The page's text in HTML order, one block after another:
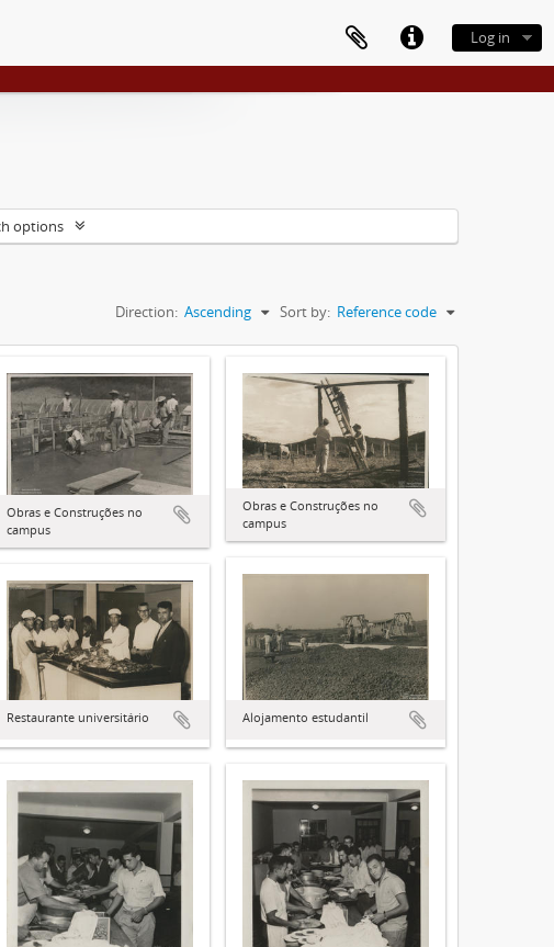
Log in
options
Sort by: Reference code
Direction: Ascending
Obras e Construções no
campus
Obras e Construções no
campus
Alojamento estudantil
Restaurante universitário